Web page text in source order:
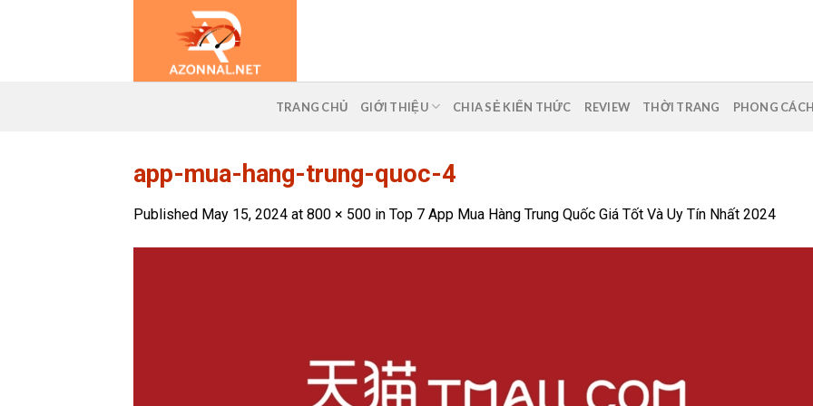
TRANG CHỦ GIỚI THIỆU CHIA SẺ KIẾN THỨC REVIEW THỜI TRANG PHONG CÁCH
app-mua-hang-trung-quoc-4
Published May 15, 2024 at 800 × 500 in Top 7 App Mua Hàng Trung Quốc Giá Tốt Và Uy Tín Nhất 2024